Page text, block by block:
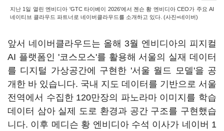
지난 1일 열린 엔비디아 'GTC 타이베이 2026'에서 젠슨 황 엔비디아 CEO가 주요 AI
네이티브 클라우드 파트너로 네이버클라우드를 소개하고 있다. (사진=네이버)
앞서 네이버클라우드는 올해 3월 엔비디아의 피지컬
AI 플랫폼인 '코스모스'를 활용해 서울의 실재 데이터
를 디지털 가상공간에 구현한 '서울 월드 모델'을 공
개한 바 있습니다. 국내 지도 데이터를 기반으로 서울
전역에서 수집한 120만장의 파노라마 이미지를 학습
데이터 삼아 실제 도로 환경과 공간 구조를 구현했습
니다. 이후 메디슨 황 엔비디아 수석 이사가 네이버 1